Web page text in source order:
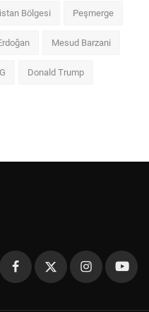
Bölgesi Peşmerge
Mesud Barzani
Donald Trump